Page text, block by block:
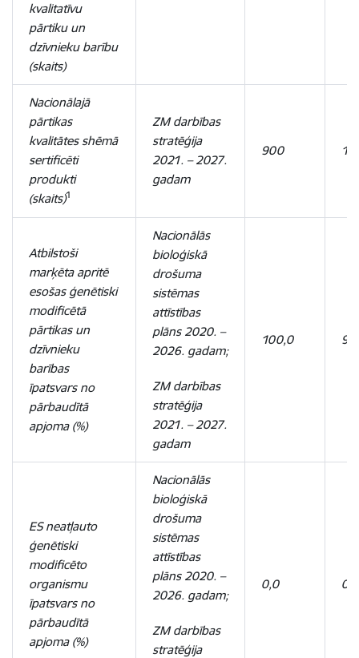
kvalitatīvu
pārtiku un
dzīvnieku barību
(skaits)
Nacionālajā
pārtikas
kvalitātes shēmā
sertificēti
produkti
(skaits)1
ZM darbības
stratēģija
2021. – 2027.
gadam
900 1
Atbilstoši
marķēta apritē
esošas ģenētiski
modificētā
pārtikas un
dzīvnieku
barības
īpatsvars no
pārbaudītā
apjoma (%)
Nacionālās
bioloģiskā
drošuma
sistēmas
attīstības
plāns 2020. –
2026. gadam;
ZM darbības
stratēģija
2021. – 2027.
gadam
100,0
ES neatļauto
ģenētiski
modificēto
organismu
īpatsvars no
pārbaudītā
apjoma (%)
Nacionālās
bioloģiskā
drošuma
sistēmas
attīstības
plāns 2020. –
2026. gadam;
ZM darbības
stratēģija
0,0 0,0